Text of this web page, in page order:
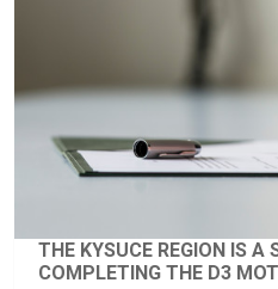
THE KYSUCE REGION IS A
COMPLETING THE D3